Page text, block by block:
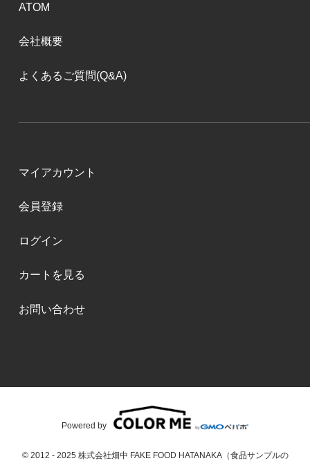
ATOM
会社概要
よくあるご質問(Q&A)
マイアカウント
会員登録
ログイン
カートを見る
お問い合わせ
© 2012 - 2025 株式会社畑中 FAKE FOOD HATANAKA（食品サンプルの
Powered by